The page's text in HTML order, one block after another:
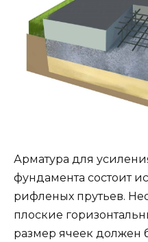
Арматура для
фундамента состоит
рифленых прутьев.
плоские
размер ячеек должен